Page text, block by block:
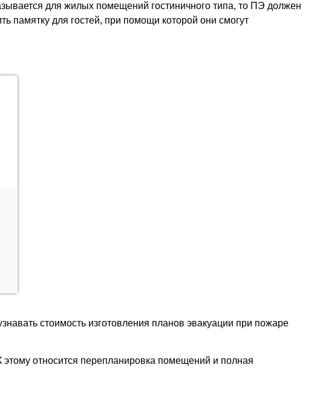
для жилых помещений гостиничного типа, то ПЭ должен
памятку для гостей, при помощи которой они смогут
стоимость изготовления планов эвакуации при пожаре
относится перепланировка помещений и полная